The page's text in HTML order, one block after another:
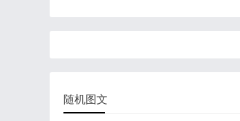
随机图文